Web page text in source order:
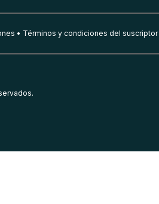
Términos y condiciones del suscriptor